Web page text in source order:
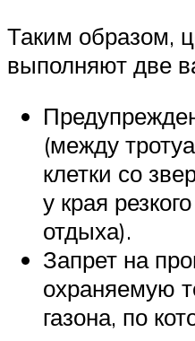
Таким образом,
выполняют две
(между
клетки со
у края
отдыха).
Запрет на
охраняемую
газона, по